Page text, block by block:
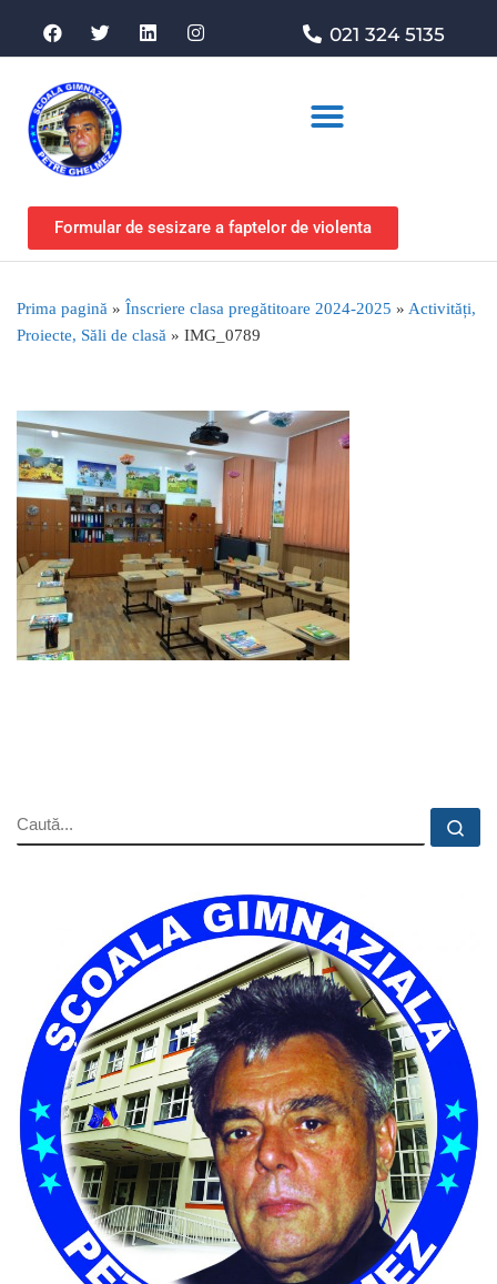
021 324 5135
Formular de sesizare a faptelor de violenta
Prima pagină » Înscriere clasa pregătitoare 2024-2025 » Activități,
Proiecte, Săli de clasă » IMG_0789